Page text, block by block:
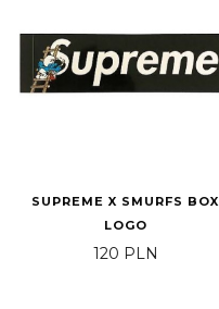
SUPREME X SMURFS BOX
LOGO
120 PLN